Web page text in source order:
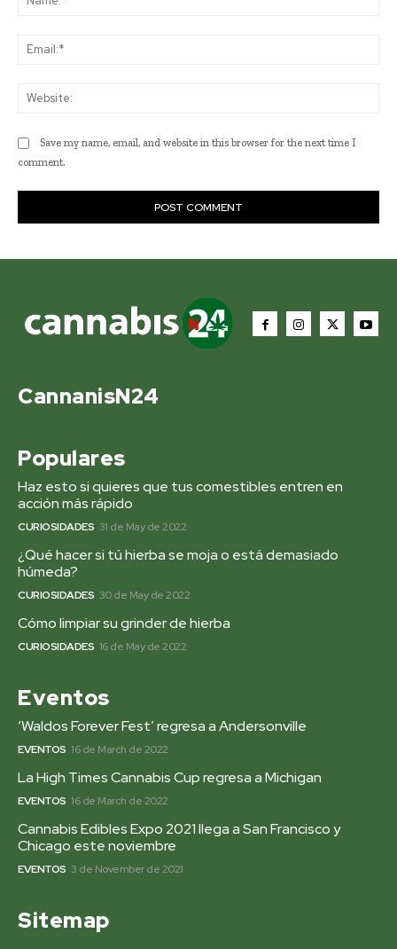
Save my name, email, and website in this browser for the next time I
comment.
CannanisN24
Populares
Haz esto si quieres que tus comestibles entren en
acción más rápido
CURIOSIDADES 31 de May de 2022
¿Qué hacer si tú hierba se moja o está demasiado
húmeda?
CURIOSIDADES 30 de May de 2022
Cómo limpiar su grinder de hierba
CURIOSIDADES 16 de May de 2022
Eventos
‘Waldos Forever Fest’ regresa a Andersonville
EVENTOS 16 de March de 2022
La High Times Cannabis Cup regresa a Michigan
EVENTOS 16 de March de 2022
Cannabis Edibles Expo 2021 llega a San Francisco y
Chicago este noviembre
EVENTOS 3 de November de 2021
Sitemap